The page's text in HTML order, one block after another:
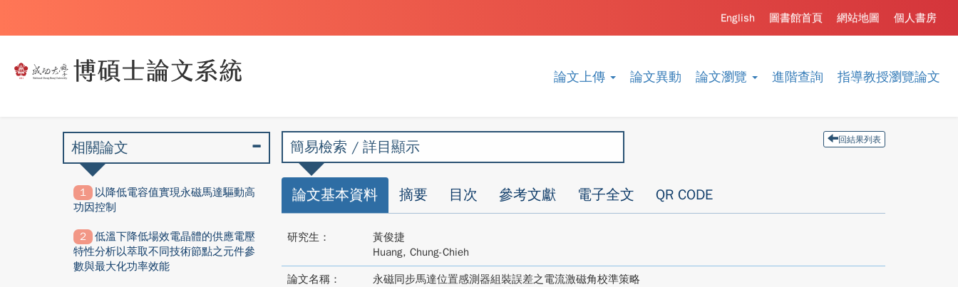
論文上傳 論文異動 論文瀏覽 進階查詢 指導教授瀏覽論文
個人書房
網站地圖
圖書館首頁
English
簡易檢索 / 詳目顯示 回結果列表
論文基本資料 摘要 目次 參考文獻 電子全文 QR CODE
研究生：
黃俊捷
Huang, Chung-Chieh
論文名稱：
永磁同步馬達位置感測器組裝誤差之電流激磁角校準策略
相關論文
以降低電容值實現永磁馬達驅動高
功因控制
低溫下降低場效電晶體的供應電壓
特性分析以萃取不同技術節點之元件參
數與最大化功率效能